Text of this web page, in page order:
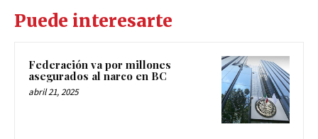
Puede interesarte
Federación va por millones
asegurados al narco en BC
abril 21, 2025